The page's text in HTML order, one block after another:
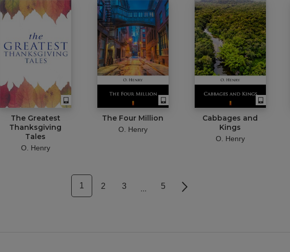
The Greatest
Thanksgiving
Tales
O. Henry
The Four Million
O. Henry
Cabbages and
Kings
O. Henry
1 2 3 ... 5 Next